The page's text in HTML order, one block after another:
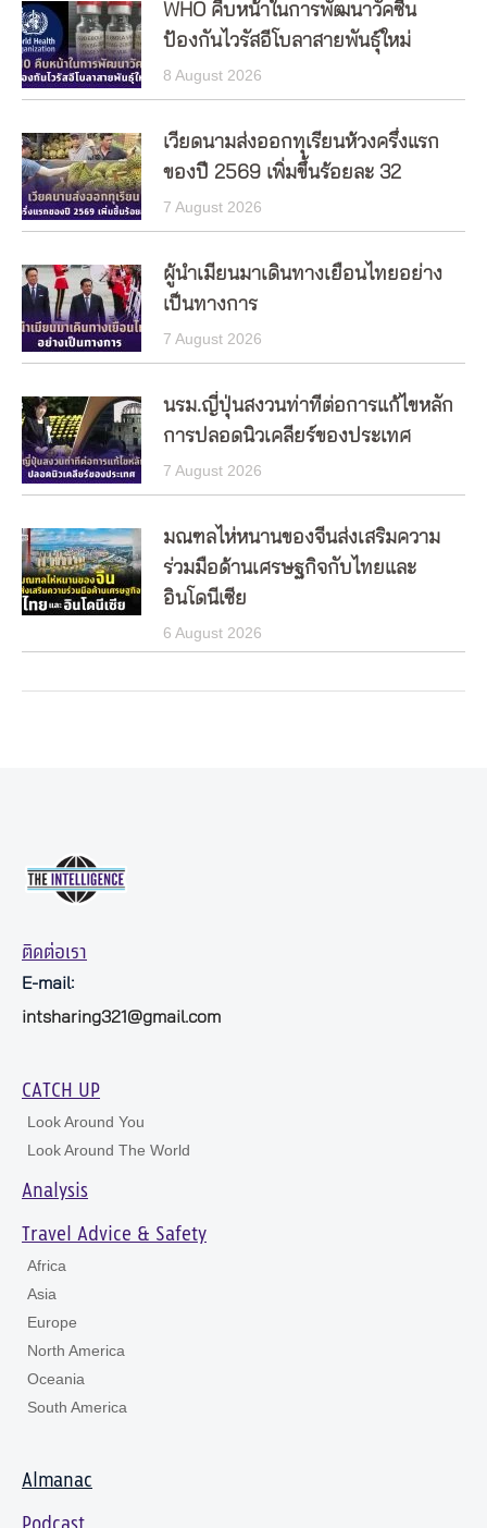
WHO คืบหน้าในการพัฒนาวัคซีน
ป้องกันไวรัสอีโบลาสายพันธุ์ใหม่
8 August 2026
เวียดนามส่งออกทุเรียนห้วงครึ่งแรก
ของปี 2569 เพิ่มขึ้นร้อยละ 32
7 August 2026
ผู้นำเมียนมาเดินทางเยือนไทยอย่าง
เป็นทางการ
7 August 2026
นรม.ญี่ปุ่นสงวนท่าทีต่อการแก้ไขหลัก
การปลอดนิวเคลียร์ของประเทศ
7 August 2026
มณฑลไห่หนานของจีนส่งเสริมความ
ร่วมมือด้านเศรษฐกิจกับไทยและ
อินโดนีเซีย
6 August 2026
ติดต่อเรา
E-mail:
intsharing321@gmail.com
CATCH UP
Look Around You
Look Around The World
Analysis
Travel Advice & Safety
Africa
Asia
Europe
North America
Oceania
South America
Almanac